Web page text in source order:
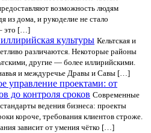
возможность людям
из дома, и рукоделие не стало
это […]
культуры Кельтская и
различаются. Некоторые районы
другие — более иллирийскими.
и междуречье Дравы и Савы […]
управление проектами: от
до контроля сроков Современные
ведения бизнеса: проекты
короче, требования клиентов строже.
зависит от умения чётко […]